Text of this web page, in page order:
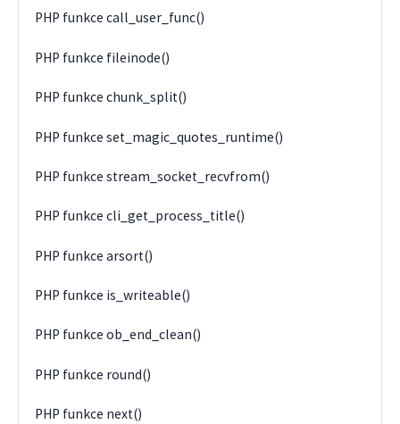
PHP funkce call_user_func()
PHP funkce fileinode()
PHP funkce chunk_split()
PHP funkce set_magic_quotes_runtime()
PHP funkce stream_socket_recvfrom()
PHP funkce cli_get_process_title()
PHP funkce arsort()
PHP funkce is_writeable()
PHP funkce ob_end_clean()
PHP funkce round()
PHP funkce next()